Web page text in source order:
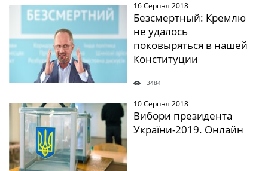
16 Серпня 2018
Безсмертный: Кремлю
не удалось
поковыряться в нашей
Конституции
3484
" /> 10 Серпня 2018
Вибори президента
України-2019. Онлайн